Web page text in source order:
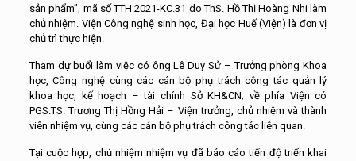
sản phẩm”, mã số TTH.2021-KC.31 do ThS. Hồ Thị Hoàng Nhi làm
chủ nhiệm. Viện Công nghệ sinh học, Đại học Huế (Viện) là đơn vị
chủ trì thực hiện.
Tham dự buổi làm việc có ông Lê Duy Sử – Trưởng phòng Khoa
học, Công nghệ cùng các cán bộ phụ trách công tác quản lý
khoa học, kế hoạch – tài chính Sở KH&CN; về phía Viện có
PGS.TS. Trương Thị Hồng Hải – Viện trưởng, chủ nhiệm và thành
viên nhiệm vụ, cùng các cán bộ phụ trách công tác liên quan.
Tại cuộc họp, chủ nhiệm nhiệm vụ đã báo cáo tiến độ triển khai